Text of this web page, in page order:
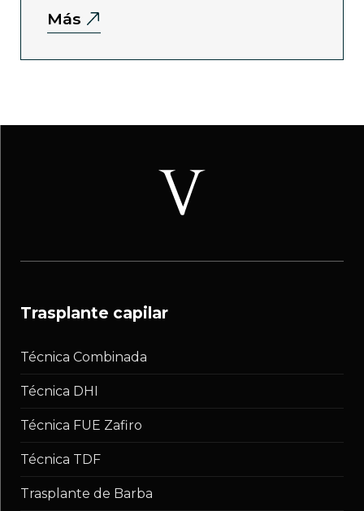
Más
trasplante capilar
Técnica Combinada
Técnica DHI
Técnica FUE Zafiro
Técnica TDF
Trasplante de Barba